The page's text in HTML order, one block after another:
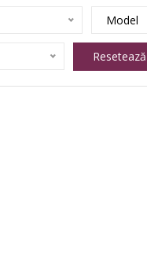
Model
Resetează